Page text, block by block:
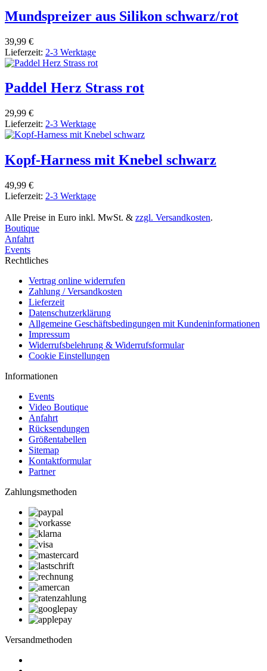
Mundspreizer aus Silikon schwarz/rot
39,99 €
Lieferzeit: 2-3 Werktage
Paddel Herz Strass rot
29,99 €
Lieferzeit: 2-3 Werktage
Kopf-Harness mit Knebel schwarz
49,99 €
Lieferzeit: 2-3 Werktage
Alle Preise in Euro inkl. MwSt. & zzgl. Versandkosten.
Boutique
Anfahrt
Events
Rechtliches
Vertrag online widerrufen
Zahlung / Versandkosten
Lieferzeit
Datenschutzerklärung
Allgemeine Geschäftsbedingungen mit Kundeninformationen
Impressum
Widerrufsbelehrung & Widerrufsformular
Cookie Einstellungen
Informationen
Events
Video Boutique
Anfahrt
Rücksendungen
Größentabellen
Sitemap
Kontaktformular
Partner
Zahlungsmethoden
Versandmethoden